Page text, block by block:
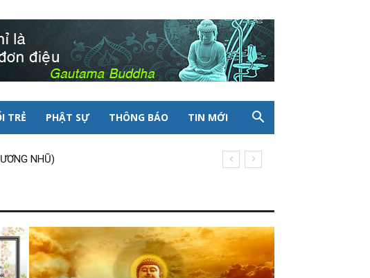
TRẺ PHẬT SỰ THÔNG BÁO TIN MỚI
NHŨ)